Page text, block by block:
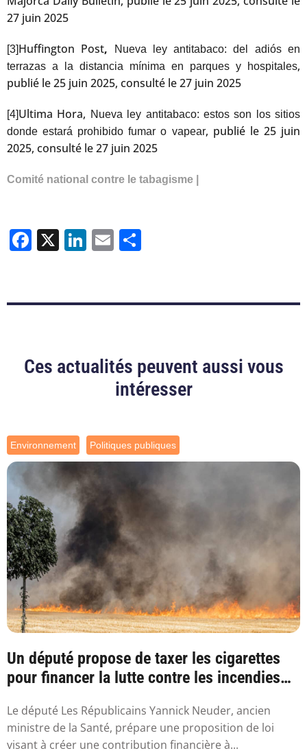
27 juin 2025
[3]Huffington Post,
Nueva ley antitabaco: del adiós en
terrazas a la distancia mínima en parques y hospitales,
publié le 25 juin 2025, consulté le 27 juin 2025
[4]Ultima Hora, Nueva ley antitabaco: estos son los sitios
donde estará prohibido fumar o vapear, publié le 25 juin
2025, consulté le 27 juin 2025
Comité national contre le tabagisme |
Facebook
X LinkedIn
Email
Ces actualités peuvent aussi vous
intéresser
Environnement Politiques publiques
Un député propose de taxer les cigarettes
pour financer la lutte contre les incendies
Le député Les Républicains Yannick Neuder, ancien
ministre de la Santé, prépare une proposition de loi
visant à créer une contribution financière à...